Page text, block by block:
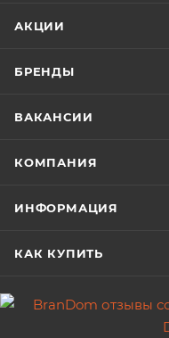
АКЦИИ
БРЕНДЫ
ВАКАНСИИ
КОМПАНИЯ
ИНФОРМАЦИЯ
КАК КУПИТЬ